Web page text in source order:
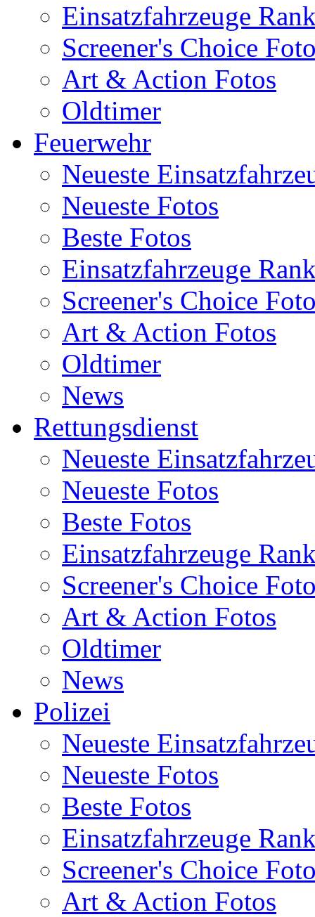
Einsatzfahrzeuge
Screener's Choice
Art & Action Fotos
Oldtimer
Feuerwehr
Neueste
Neueste Fotos
Beste Fotos
Einsatzfahrzeuge
Screener's Choice
Art & Action Fotos
Oldtimer
News
Rettungsdienst
Neueste
Neueste Fotos
Beste Fotos
Einsatzfahrzeuge
Screener's Choice
Art & Action Fotos
Oldtimer
News
Polizei
Neueste
Neueste Fotos
Beste Fotos
Einsatzfahrzeuge
Screener's Choice
Art & Action Fotos